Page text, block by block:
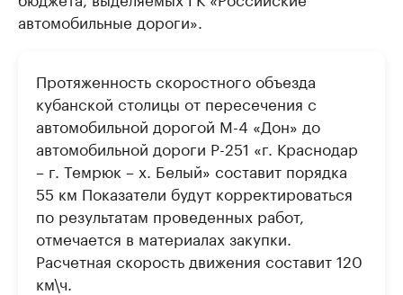
автомобильные дороги».
Протяженность скоростного объезда
кубанской столицы от пересечения с
автомобильной дорогой М-4 «Дон» до
автомобильной дороги Р-251 «г. Краснодар
– г. Темрюк – х. Белый» составит порядка
55 км Показатели будут корректироваться
по результатам проведенных работ,
отмечается в материалах закупки.
Расчетная скорость движения составит 120
км\ч.